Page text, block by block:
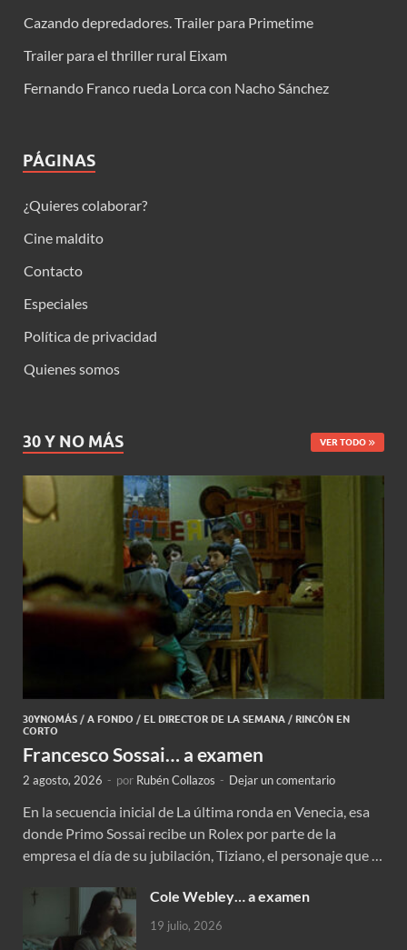
Cazando depredadores. Trailer para Primetime
Trailer para el thriller rural Eixam
Fernando Franco rueda Lorca con Nacho Sánchez
PÁGINAS
¿Quieres colaborar?
Cine maldito
Contacto
Especiales
Política de privacidad
Quienes somos
30 Y NO MÁS VER TODO
30YNOMÁS / A FONDO / EL DIRECTOR DE LA SEMANA / RINCÓN EN
CORTO
Francesco Sossai… a examen
2 agosto, 2026 - por Rubén Collazos - Dejar un comentario
En la secuencia inicial de La última ronda en Venecia, esa
donde Primo Sossai recibe un Rolex por parte de la
empresa el día de su jubilación, Tiziano, el personaje que …
Cole Webley… a examen
19 julio, 2026